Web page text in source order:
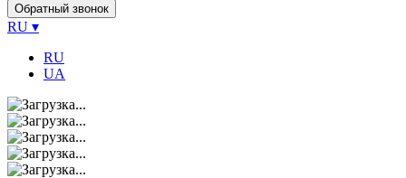
Обратный звонок
RU ▾
RU
UA